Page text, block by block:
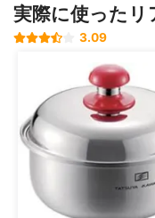
実際に使った
3.09